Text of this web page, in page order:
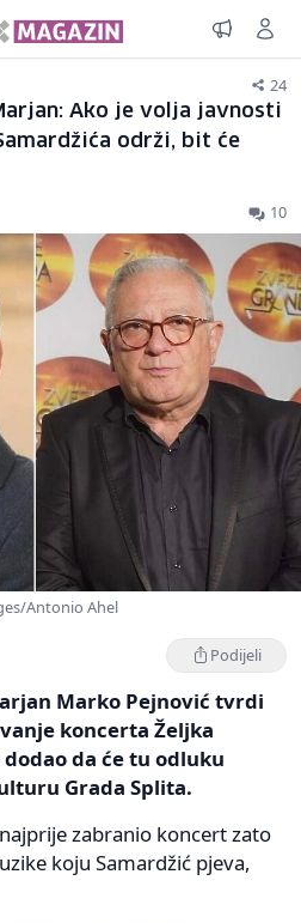
24
Ako je volja javnosti
održi, bit će
10
Antonio Ahel
Podijeli
Marko Pejnović tvrdi
koncerta Željka
da će tu odluku
Grada Splita.
zabranio koncert zato
koju Samardžić pjeva,